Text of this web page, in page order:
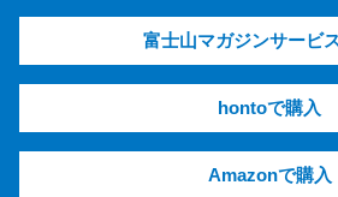
富士山マガジンサービ
hontoで購入
Amazonで購入